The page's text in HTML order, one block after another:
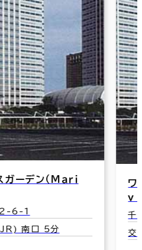
ーデン（Ｍａｒｉ
2-6-1
南口 5分
ワ
ｖ
千
交